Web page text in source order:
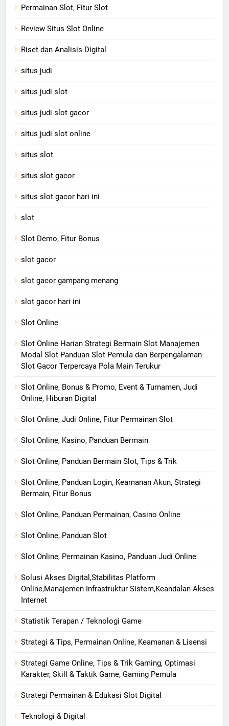
Permainan Slot, Fitur Slot
Review Situs Slot Online
Riset dan Analisis Digital
situs judi
situs judi slot
situs judi slot gacor
situs judi slot online
situs slot
situs slot gacor
situs slot gacor hari ini
slot
Slot Demo, Fitur Bonus
slot gacor
slot gacor gampang menang
slot gacor hari ini
Slot Online
Slot Online Harian Strategi Bermain Slot Manajemen
Modal Slot Panduan Slot Pemula dan Berpengalaman
Slot Gacor Terpercaya Pola Main Terukur
Slot Online, Bonus & Promo, Event & Turnamen, Judi
Online, Hiburan Digital
Slot Online, Judi Online, Fitur Permainan Slot
Slot Online, Kasino, Panduan Bermain
Slot Online, Panduan Bermain Slot, Tips & Trik
Slot Online, Panduan Login, Keamanan Akun, Strategi
Bermain, Fitur Bonus
Slot Online, Panduan Permainan, Casino Online
Slot Online, Panduan Slot
Slot Online, Permainan Kasino, Panduan Judi Online
Solusi Akses Digital,Stabilitas Platform
Online,Manajemen Infrastruktur Sistem,Keandalan Akses
Internet
Statistik Terapan / Teknologi Game
Strategi & Tips, Permainan Online, Keamanan & Lisensi
Strategi Game Online, Tips & Trik Gaming, Optimasi
Karakter, Skill & Taktik Game, Gaming Pemula
Strategi Permainan & Edukasi Slot Digital
Teknologi & Digital